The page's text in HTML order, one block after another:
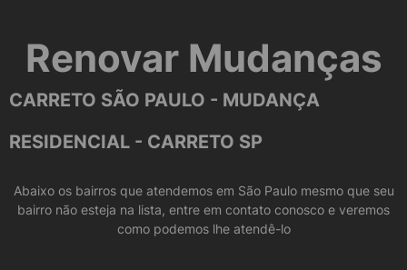
Renovar Mudanças
CARRETO SÃO PAULO - MUDANÇA
RESIDENCIAL - CARRETO SP
Abaixo os bairros que atendemos em São Paulo mesmo que seu
bairro não esteja na lista, entre em contato conosco e veremos
como podemos lhe atendê-lo